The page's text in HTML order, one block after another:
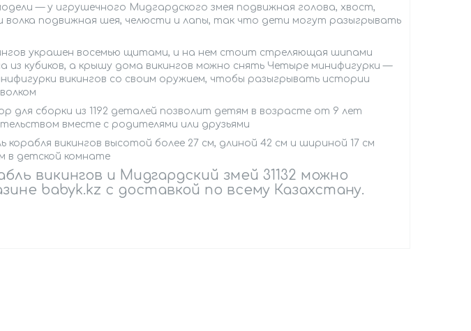
— у игрушечного Мидгардского змея подвижная голова, хвост,
волка подвижная шея, челюсти и лапы, так что дети могут разыгрывать
украшен восемью щитами, и на нем стоит стреляющая шипами
из кубиков, а крышу дома викингов можно снять Четыре минифигурки —
викингов со своим оружием, чтобы разыгрывать истории
для сборки из 1192 деталей позволит детям в возрасте от 9 лет
вместе с родителями или друзьями
викингов высотой более 27 см, длиной 42 см и шириной 17 см
в детской комнате
викингов и Мидгардский змей 31132 можно
babyk.kz с доставкой по всему Казахстану.